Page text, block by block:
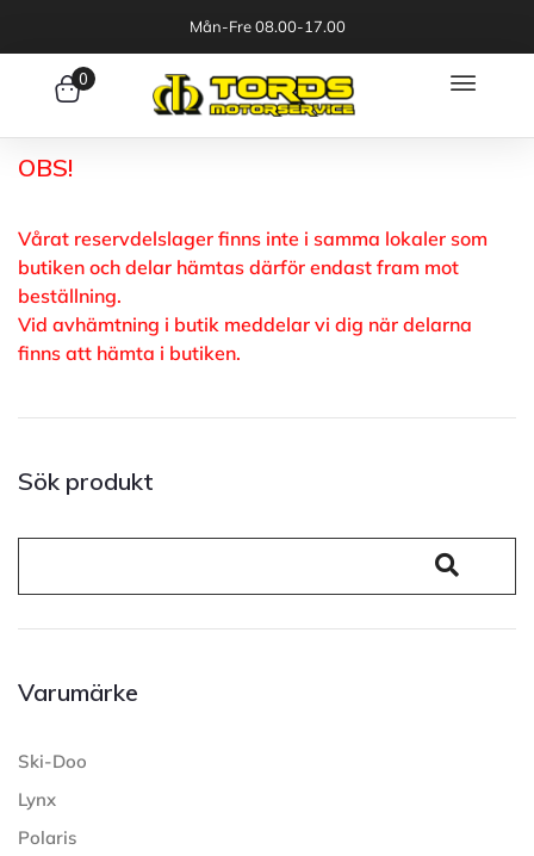
Mån-Fre 08.00-17.00
0
OBS!
Vårat reservdelslager finns inte i samma lokaler som
butiken och delar hämtas därför endast fram mot
beställning.
Vid avhämtning i butik meddelar vi dig när delarna
finns att hämta i butiken.
Sök produkt
Varumärke
Ski-Doo
Lynx
Polaris